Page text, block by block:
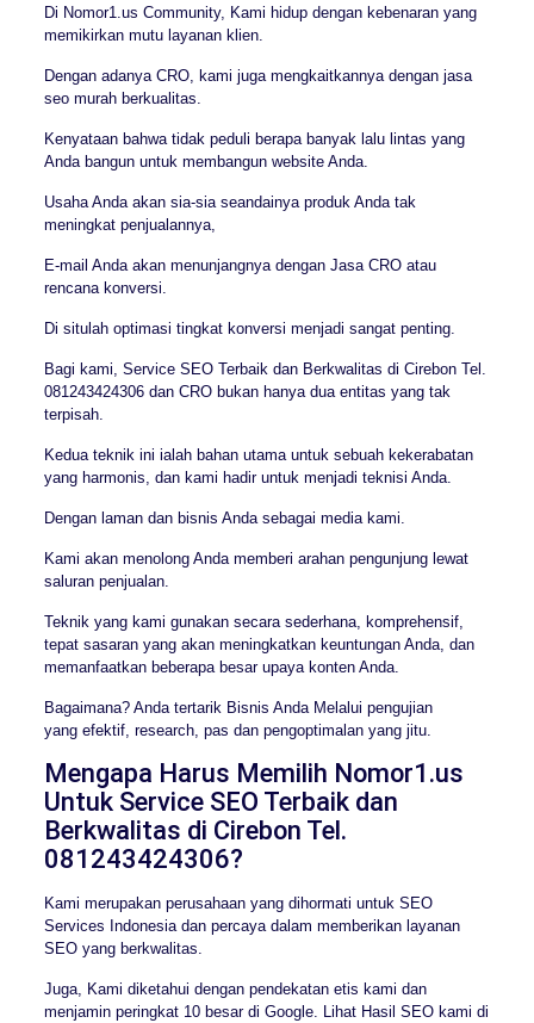
Di Nomor1.us Community, Kami hidup dengan kebenaran yang
memikirkan mutu layanan klien.
Dengan adanya CRO, kami juga mengkaitkannya dengan jasa
seo murah berkualitas.
Kenyataan bahwa tidak peduli berapa banyak lalu lintas yang
Anda bangun untuk membangun website Anda.
Usaha Anda akan sia-sia seandainya produk Anda tak
meningkat penjualannya,
E-mail Anda akan menunjangnya dengan Jasa CRO atau
rencana konversi.
Di situlah optimasi tingkat konversi menjadi sangat penting.
Bagi kami, Service SEO Terbaik dan Berkwalitas di Cirebon Tel.
081243424306 dan CRO bukan hanya dua entitas yang tak
terpisah.
Kedua teknik ini ialah bahan utama untuk sebuah kekerabatan
yang harmonis, dan kami hadir untuk menjadi teknisi Anda.
Dengan laman dan bisnis Anda sebagai media kami.
Kami akan menolong Anda memberi arahan pengunjung lewat
saluran penjualan.
Teknik yang kami gunakan secara sederhana, komprehensif,
tepat sasaran yang akan meningkatkan keuntungan Anda, dan
memanfaatkan beberapa besar upaya konten Anda.
Bagaimana? Anda tertarik Bisnis Anda Melalui pengujian
yang efektif, research, pas dan pengoptimalan yang jitu.
Mengapa Harus Memilih Nomor1.us
Untuk Service SEO Terbaik dan
Berkwalitas di Cirebon Tel.
081243424306?
Kami merupakan perusahaan yang dihormati untuk SEO
Services Indonesia dan percaya dalam memberikan layanan
SEO yang berkwalitas.
Juga, Kami diketahui dengan pendekatan etis kami dan
menjamin peringkat 10 besar di Google. Lihat Hasil SEO kami di